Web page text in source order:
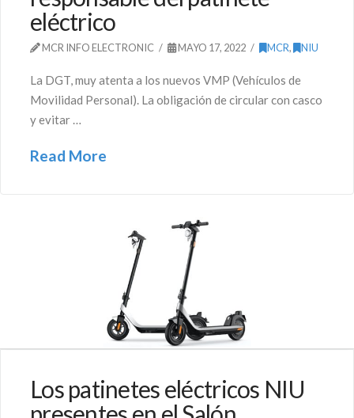
eléctrico
MCR INFO ELECTRONIC MAYO 17, 2022 MCR, NIU
La DGT, muy atenta a los nuevos VMP (Vehículos de
Movilidad Personal). La obligación de circular con casco
y evitar …
Read More
Los patinetes eléctricos NIU